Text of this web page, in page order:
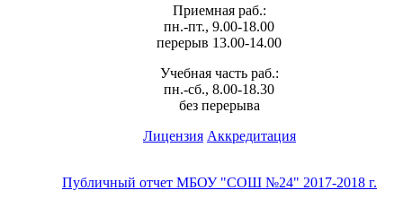
Приемная раб.:
пн.-пт., 9.00-18.00
перерыв 13.00-14.00
Учебная часть раб.:
пн.-сб., 8.00-18.30
без перерыва
Лицензия Аккредитация
Публичный отчет МБОУ "СОШ №24" 2017-2018 г.